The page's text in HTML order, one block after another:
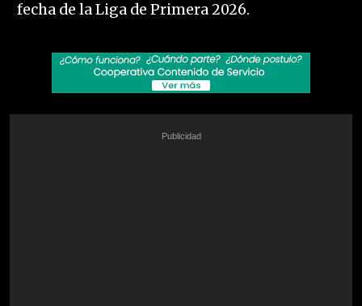
fecha de la Liga de Primera 2026.